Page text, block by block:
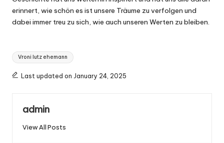
erinnert, wie schön es ist unsere Träume zu verfolgen und
dabei immer treu zu sich, wie auch unseren Werten zu bleiben.
Tags:
Vroni lutz ehemann
Last updated on January 24, 2025
admin
View All Posts